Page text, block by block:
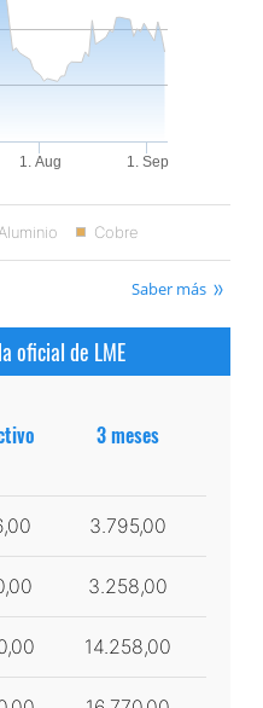
1. Aug 1. Sep
Aluminio Cobre
Saber más
oficial de LME
3 meses
3.795,00
3.258,00
14.258,00